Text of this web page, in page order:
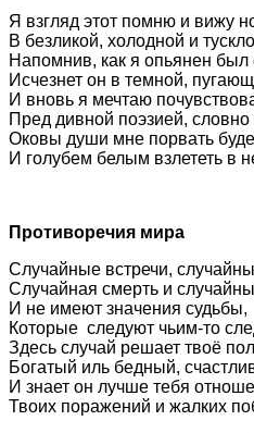
Я взгляд этот помню и вижу
В безликой, холодной и
Напомнив, как я опьянен был
Исчезнет он в темной,
И вновь я мечтаю
Пред дивной поэзией, словно
Оковы души мне порвать
И голубем белым взлететь в
Противоречия мира
Случайные встречи,
Случайная смерть и
И не имеют значения судьбы,
Которые следуют чьим-то
Здесь случай решает твоё
Богатый иль бедный,
И знает он лучше тебя
Твоих поражений и жалких